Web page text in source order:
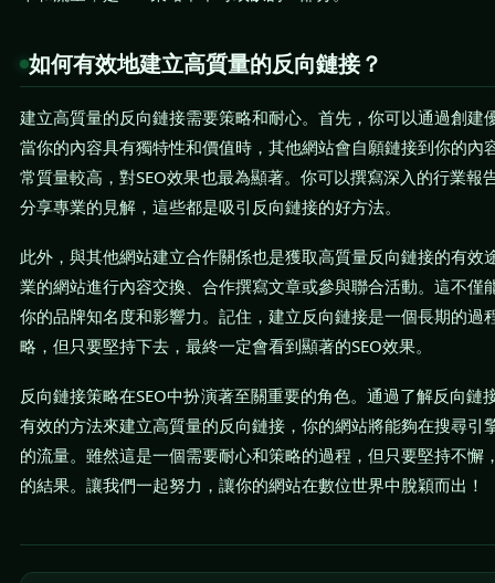
如何有效地建立高質量的反向鏈接？
建立高質量的反向鏈接需要策略和耐心。首先，你可以通過創建
當你的內容具有獨特性和價值時，其他網站會自願鏈接到你的內
常質量較高，對SEO效果也最為顯著。你可以撰寫深入的行業報
分享專業的見解，這些都是吸引反向鏈接的好方法。
此外，與其他網站建立合作關係也是獲取高質量反向鏈接的有效
業的網站進行內容交換、合作撰寫文章或參與聯合活動。這不僅
你的品牌知名度和影響力。記住，建立反向鏈接是一個長期的過
略，但只要堅持下去，最終一定會看到顯著的SEO效果。
反向鏈接策略在SEO中扮演著至關重要的角色。通過了解反向鏈
有效的方法來建立高質量的反向鏈接，你的網站將能夠在搜尋引
的流量。雖然這是一個需要耐心和策略的過程，但只要堅持不懈
的結果。讓我們一起努力，讓你的網站在數位世界中脫穎而出！